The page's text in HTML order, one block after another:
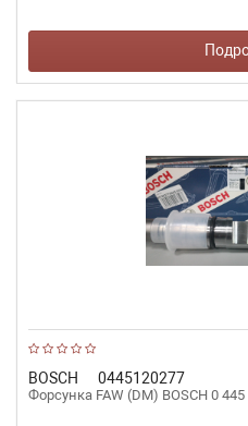
BOSCH 0445120277
Форсунка FAW (DM) BOSCH 0